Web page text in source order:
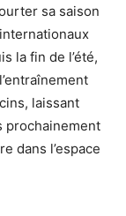
sa saison
la fin de l’été,
laissant
prochainement
dans l’espace